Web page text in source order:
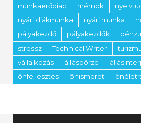
munkaerőpiac
mérnök
nyári diákmunka
nyári munka
pályakezdő
pályakezdők
stressz
Technical Writer
vállalkozás
állásbörze
önfejlesztés
önismeret